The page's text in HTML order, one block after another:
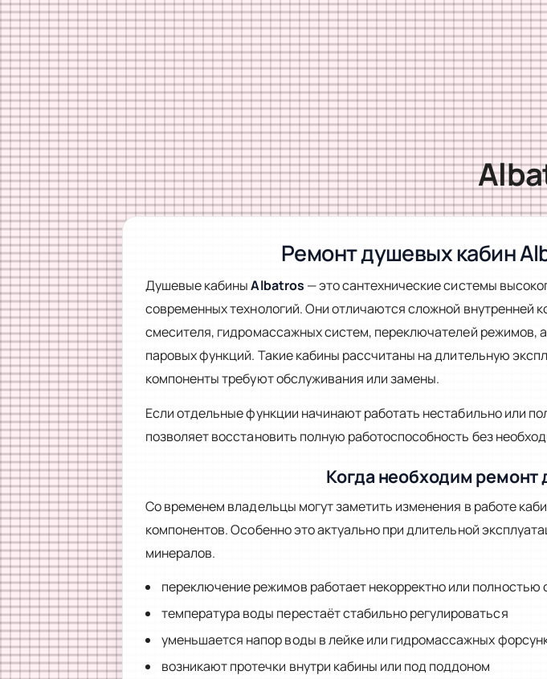
Ремонт душевых кабин
Душевые кабиныAlbatros — это сантехнические системы
современных технологий. Они отличаются сложной внутренней
смесителя, гидромассажных систем, переключателей режимов,
паровых функций. Такие кабины рассчитаны на длительную
компоненты требуют обслуживания или замены.
Если отдельные функции начинают работать нестабильно или
позволяет восстановить полную работоспособность без
Когда необходим
Со временем владельцы могут заметить изменения в работе
компонентов. Особенно это актуально при длительной
минералов.
переключение режимов работает некорректно или полностью
температура воды перестаёт стабильно регулироваться
уменьшается напор воды в лейке или гидромассажных
возникают протечки внутри кабины или под поддоном